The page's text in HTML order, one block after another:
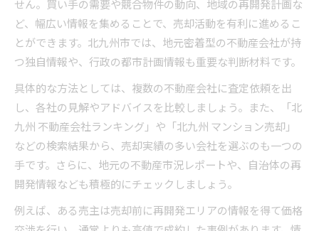
せん。買い手の需要や競合物件の動向、地域の再開発計画な
ど、幅広い情報を集めることで、売却活動を有利に進めるこ
とができます。北九州市では、地元密着型の不動産会社が持
つ独自情報や、行政の都市計画情報も重要な判断材料です。
具体的な方法としては、複数の不動産会社に査定依頼を出
し、各社の見解やアドバイスを比較しましょう。また、「北
九州 不動産会社ランキング」や「北九州 マンション売却」
などの検索結果から、売却実績の多い会社を選ぶのも一つの
手です。さらに、地元の不動産市況レポートや、自治体の再
開発情報なども積極的にチェックしましょう。
例えば、ある売主は売却前に再開発エリアの情報を得て価格